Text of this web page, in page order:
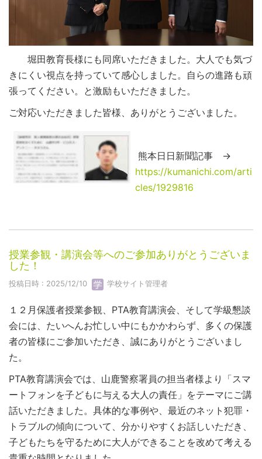
堀田教育長様にも同席いただきました。大人でも気づ
きにくい視点を持っていて感心しました。自らの進路も頑
張ってください。と激励もいただきました。
ご対応いただきました皆様、ありがとうございました。
熊本日日新聞記事 →
https://kumanichi.com/arti
cles/1929816
授業参観・講演会等へのご参加ありがとうございま
した！
投稿日時 : 2025/12/10 学校サイト管理者
１２月保護者授業参観、PTA教育講演会、そして学級懇談
会には、たいへんお忙しい中にもかかわらず、多くの保護
者の皆様にご参加いただき、誠にありがとうございまし
た。
PTA教育講演会では、山鹿警察署員の担当者様より「スマ
ートフォンを子どもに与える大人の責任」をテーマにご講
話いただきました。具体的な事例や、最近のネット犯罪・
トラブルの傾向について、分かりやすくお話しいただき、
子どもたちを守るために大人ができることを改めて考える